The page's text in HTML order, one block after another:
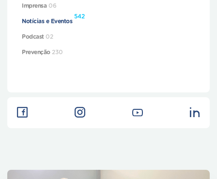
Imprensa 06
Notícias e Eventos
542
Podcast 02
Prevenção 230